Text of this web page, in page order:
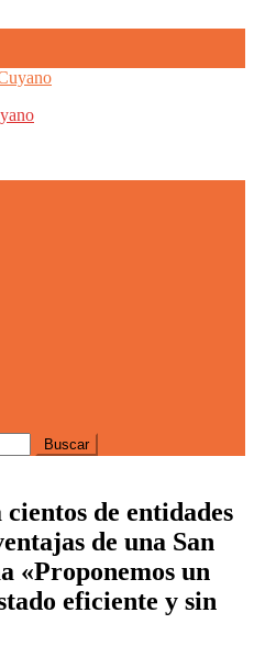
de entidades
de una San
«Proponemos un
eficiente y sin